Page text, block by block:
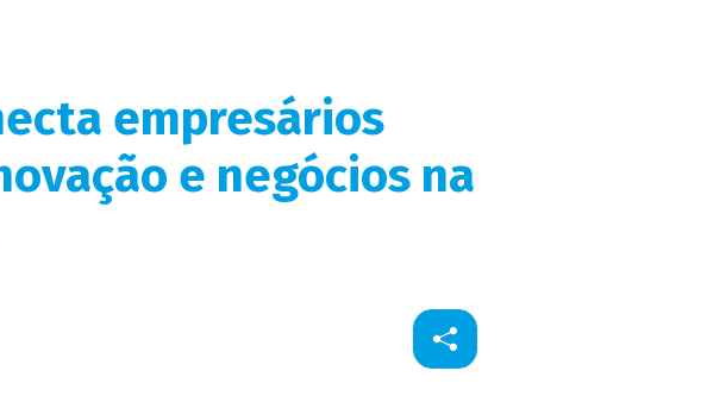
empresários
e negócios na